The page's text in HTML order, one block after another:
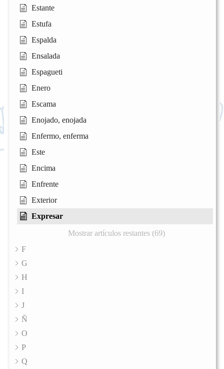
Estante
Estufa
Espalda
Ensalada
Espagueti
Enero
Escama
Enojado, enojada
Enfermo, enferma
Este
Encima
Enfrente
Exterior
Expresar
Mostrar artículos restantes (69)
F
G
H
I
J
Ñ
O
P
Q